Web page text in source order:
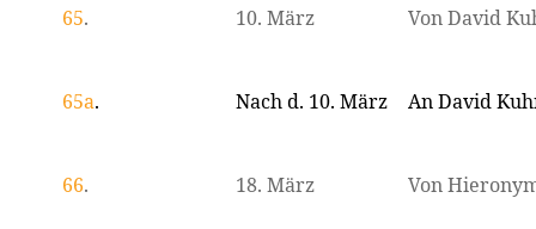
65. 10. März Von David
65a. Nach d. 10. März An David
66. 18. März Von